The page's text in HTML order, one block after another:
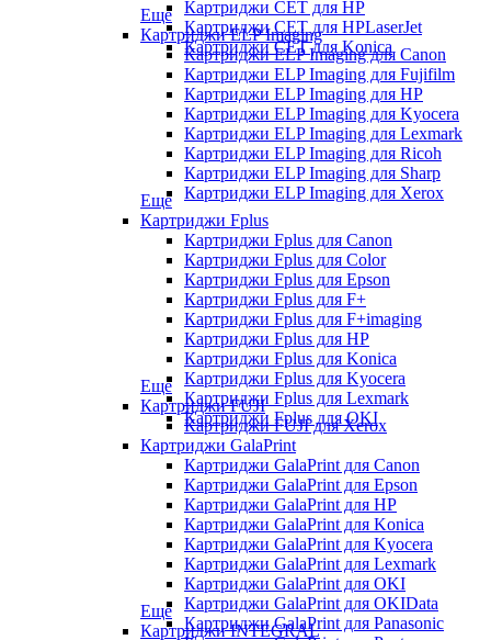
Картриджи CET для HP
Картриджи CET для HPLaserJet
Картриджи CET для Konica
Еще
Картриджи ELP Imaging
Картриджи ELP Imaging для Canon
Картриджи ELP Imaging для Fujifilm
Картриджи ELP Imaging для HP
Картриджи ELP Imaging для Kyocera
Картриджи ELP Imaging для Lexmark
Картриджи ELP Imaging для Ricoh
Картриджи ELP Imaging для Sharp
Картриджи ELP Imaging для Xerox
Еще
Картриджи Fplus
Картриджи Fplus для Canon
Картриджи Fplus для Color
Картриджи Fplus для Epson
Картриджи Fplus для F+
Картриджи Fplus для F+imaging
Картриджи Fplus для HP
Картриджи Fplus для Konica
Картриджи Fplus для Kyocera
Картриджи Fplus для Lexmark
Картриджи Fplus для OKI
Еще
Картриджи FUJI
Картриджи FUJI для Xerox
Картриджи GalaPrint
Картриджи GalaPrint для Canon
Картриджи GalaPrint для Epson
Картриджи GalaPrint для HP
Картриджи GalaPrint для Konica
Картриджи GalaPrint для Kyocera
Картриджи GalaPrint для Lexmark
Картриджи GalaPrint для OKI
Картриджи GalaPrint для OKIData
Картриджи GalaPrint для Panasonic
Еще
Картриджи INTEGRAL